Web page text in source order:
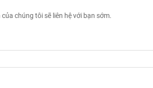
chúng tôi sẽ liên hệ với bạn sớm.